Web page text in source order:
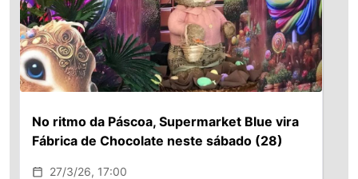
No ritmo da Páscoa, Supermarket Blue vira
Fábrica de Chocolate neste sábado (28)
27/3/26, 17:00